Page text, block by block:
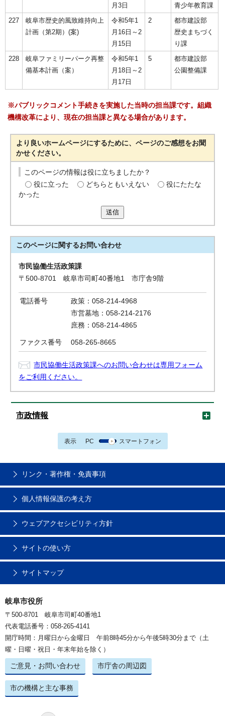
月3日
青少年教育課
227
岐阜市歴史的風致維持向上
計画（第2期）(案)
令和5年1
月16日～2
月15日
2
都市建設部
歴史まちづく
り課
228
岐阜ファミリーパーク再整
備基本計画（案）
令和5年1
月18日～2
月17日
5
都市建設部
公園整備課
※パブリックコメント手続きを実施した当時の担当課です。組織
機構改革により、現在の担当課と異なる場合があります。
より良いホームページにするために、ページのご感想をお聞
かせください。
このページの情報は役に立ちましたか？
役に立った
どちらともいえない
役にたたな
かった
送信
このページに関するお問い合わせ
市民協働生活政策課
〒500-8701 岐阜市司町40番地1 市庁舎9階
電話番号
政策：058-214-4968
市営墓地：058-214-2176
庶務：058-214-4865
ファクス番号 058-265-8665
市民協働生活政策課へのお問い合わせは専用フォーム
をご利用ください。
市政情報
表示 PC スマートフォン
リンク・著作権・免責事項
個人情報保護の考え方
ウェブアクセシビリティ方針
サイトの使い方
サイトマップ
岐阜市役所
〒500-8701 岐阜市司町40番地1
代表電話番号：058-265-4141
開庁時間：月曜日から金曜日 午前8時45分から午後5時30分まで（土
曜・日曜・祝日・年末年始を除く）
ご意見・お問い合わせ 市庁舎の周辺図
市の機構と主な事務